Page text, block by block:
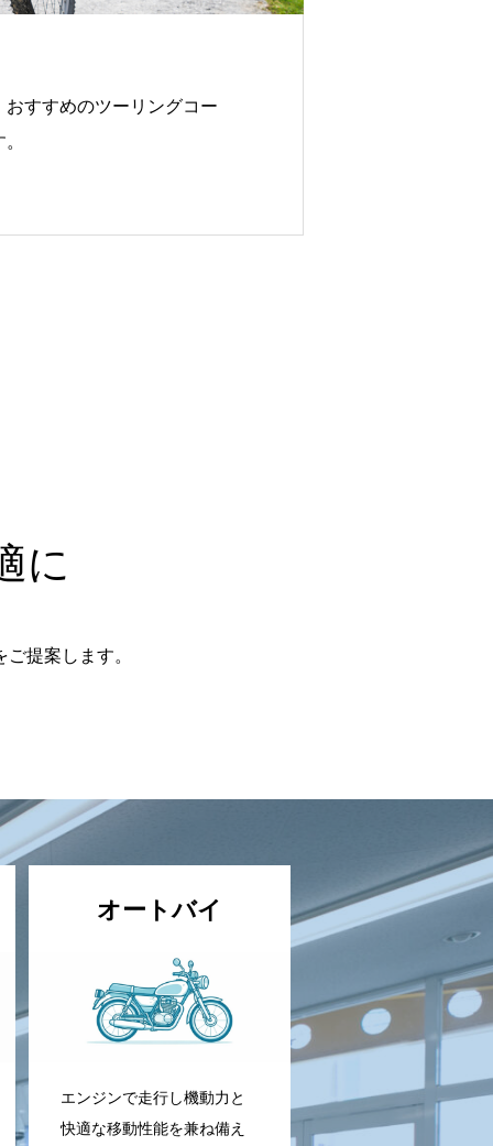
すすめのツーリングコー
に
提案します。
オートバイ
エンジンで走行し機動力と
快適な移動性能を兼ね備え